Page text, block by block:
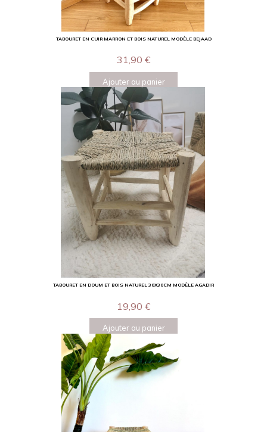
TABOURET EN CUIR MARRON ET BOIS NATUREL MODÈLE BEJAAD
31,90 €
Ajouter au panier
TABOURET EN DOUM ET BOIS NATUREL 30X30CM MODÈLE AGADIR
19,90 €
Ajouter au panier